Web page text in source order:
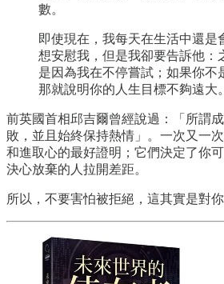
數。
即使現在，我每天在生活中還是
想安慰我，但是我卻要告訴他：
是因為我在不停嘗試；如果你不
那就說明你的人生目標不夠遠大。
前英國首相邱吉爾曾經說過：「所謂
敗，並且始終保持熱情」。一次又一
和進取心的最好證明；它們決定了你
決心放棄的人拉開差距。
所以，不要害怕被拒絕，這其實是對你